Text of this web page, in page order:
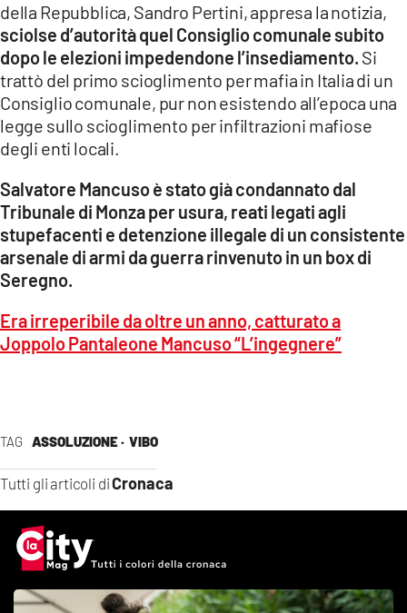
TAG ASSOLUZIONE · VIBO
Tutti gli articoli diCronaca
della Repubblica, Sandro Pertini, appresa la notizia,
sciolse d’autorità quel Consiglio comunale subito
dopo le elezioni impedendone l’insediamento. Si
trattò del primo scioglimento per mafia in Italia di un
Consiglio comunale, pur non esistendo all’epoca una
legge sullo scioglimento per infiltrazioni mafiose
degli enti locali.
Salvatore Mancuso è stato già condannato dal
Tribunale di Monza per usura, reati legati agli
stupefacenti e detenzione illegale di un consistente
arsenale di armi da guerra rinvenuto in un box di
Seregno.
Era irreperibile da oltre un anno, catturato a
Joppolo Pantaleone Mancuso “L’ingegnere”